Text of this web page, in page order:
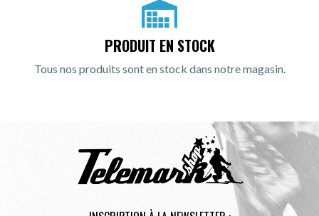
PRODUIT EN STOCK
Tous nos produits sont en stock dans notre magasin.